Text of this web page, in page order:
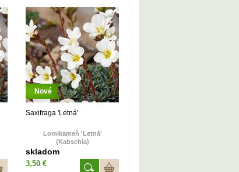
Nové
Saxifraga 'Letná'
Lomikameň 'Letná'
(Kabschia)
skladom
3,50 €